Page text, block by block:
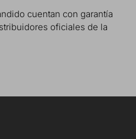
cuentan con garantía
oficiales de la